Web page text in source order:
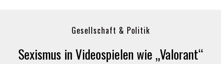
Gesellschaft & Politik
Sexismus in Videospielen wie „Valorant“